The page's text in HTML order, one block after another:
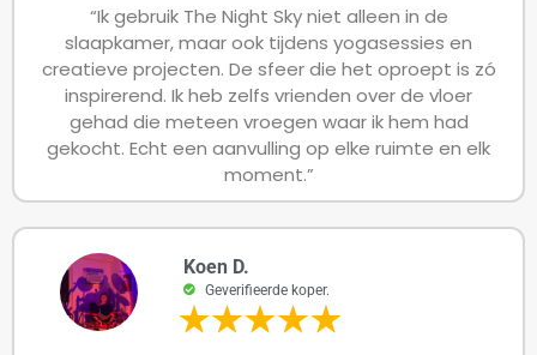
“Ik gebruik The Night Sky niet alleen in de
slaapkamer, maar ook tijdens yogasessies en
creatieve projecten. De sfeer die het oproept is zó
inspirerend. Ik heb zelfs vrienden over de vloer
gehad die meteen vroegen waar ik hem had
gekocht. Echt een aanvulling op elke ruimte en elk
moment.”
Koen D.
Geverifieerde koper.